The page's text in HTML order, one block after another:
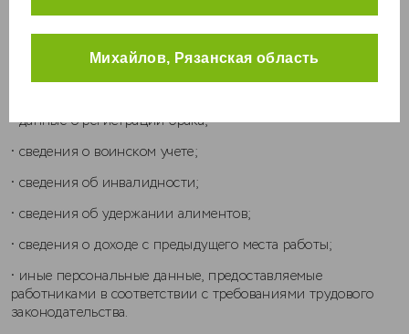
Кролики
Курицы
Универсальные корма
Михайлов, Рязанская область
• сведения о трудовой деятельности, в том числе наличие
• данные о регистрации брака;
• сведения о воинском учете;
• сведения об инвалидности;
• сведения об удержании алиментов;
• сведения о доходе с предыдущего места работы;
• иные персональные данные, предоставляемые
работниками в соответствии с требованиями трудового
законодательства.